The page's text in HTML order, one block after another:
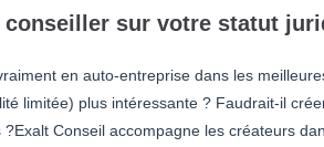
conseiller sur votre statut
en auto-entreprise dans les
limitée) plus intéressante ? Faudrait-il
?Exalt Conseil accompagne les créateurs